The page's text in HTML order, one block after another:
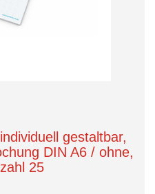
gestaltbar,
DIN A6 / ohne,
25